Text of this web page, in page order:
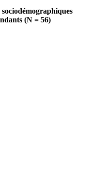
(N = 56)